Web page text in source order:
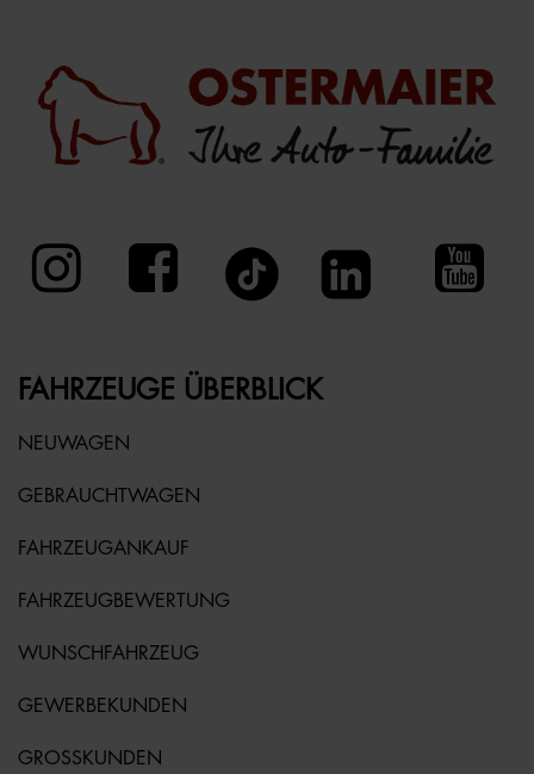
FAHRZEUGE ÜBERBLICK
NEUWAGEN
GEBRAUCHTWAGEN
FAHRZEUGANKAUF
FAHRZEUGBEWERTUNG
WUNSCHFAHRZEUG
GEWERBEKUNDEN
GROSSKUNDEN